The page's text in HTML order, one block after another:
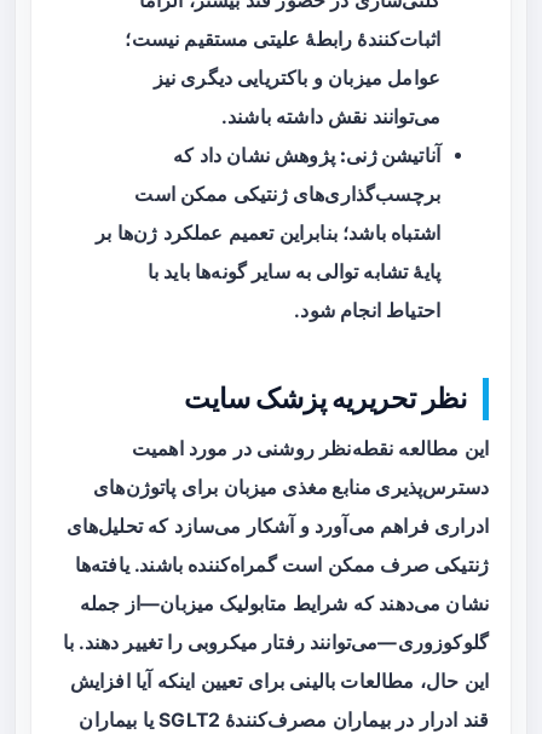
اثبات‌کنندهٔ رابطهٔ علیتی مستقیم نیست؛
عوامل میزبان و باکتریایی دیگری نیز
می‌توانند نقش داشته باشند.
آناتیشن ژنی: پژوهش نشان داد که
برچسب‌گذاری‌های ژنتیکی ممکن است
اشتباه باشد؛ بنابراین تعمیم عملکرد ژن‌ها بر
پایهٔ تشابه توالی به سایر گونه‌ها باید با
احتیاط انجام شود.
نظر تحریریه پزشک سایت
این مطالعه نقطه‌نظر روشنی در مورد اهمیت
دسترس‌پذیری منابع مغذی میزبان برای پاتوژن‌های
ادراری فراهم می‌آورد و آشکار می‌سازد که تحلیل‌های
ژنتیکی صرف ممکن است گمراه‌کننده باشند. یافته‌ها
نشان می‌دهند که شرایط متابولیک میزبان—از جمله
گلوکوزوری—می‌توانند رفتار میکروبی را تغییر دهند. با
این حال، مطالعات بالینی برای تعیین اینکه آیا افزایش
قند ادرار در بیماران مصرف‌کنندهٔ SGLT2 یا بیماران